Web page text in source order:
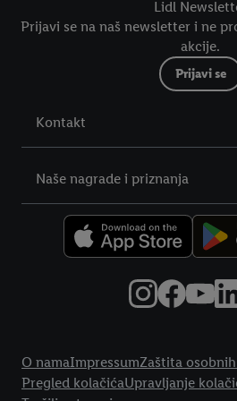
Lidl
Prijavi se na naš newsletter i ne
akcije.
Prijavi se
Kontakt
Naše nagrade i priznanja
O namaImpressumZaštita
Pregled kolačićaUpravljanje